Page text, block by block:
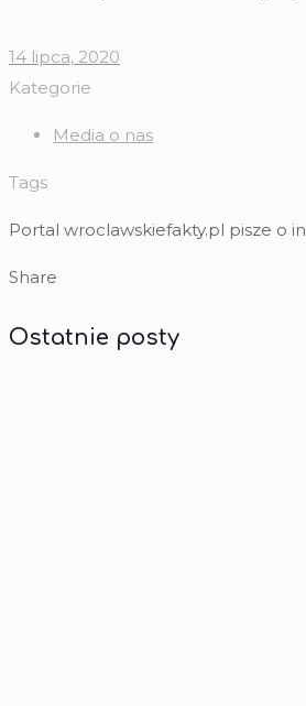
14 lipca, 2020
Kategorie
Media o nas
Tags
Portal wroclawskiefakty.pl pisze o
Share
Ostatnie posty